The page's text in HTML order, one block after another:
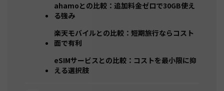
ahamoとの比較：追加料金ゼロで30GB使え
る強み
楽天モバイルとの比較：短期旅行ならコスト
面で有利
eSIMサービスとの比較：コストを最小限に抑
える選択肢